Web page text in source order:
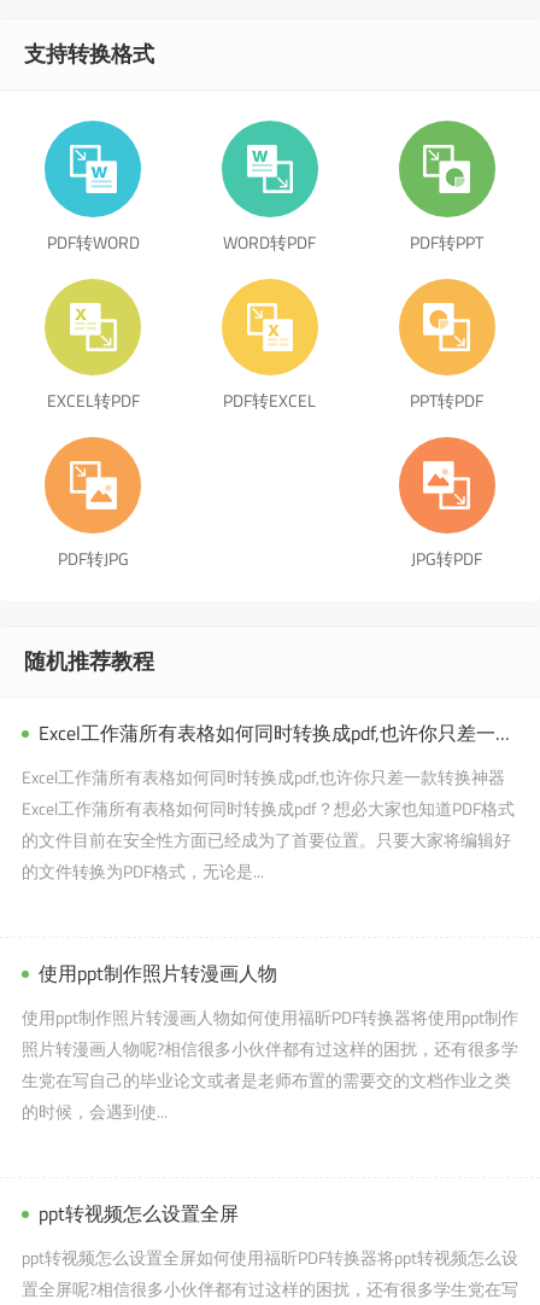
支持转换格式
PDF转WORD WORD转PDF PDF转PPT
EXCEL转PDF PDF转EXCEL PPT转PDF
PDF转JPG JPG转PDF
随机推荐教程
Excel工作蒲所有表格如何同时转换成pdf,也许你只差一款转换神器
Excel工作蒲所有表格如何同时转换成pdf,也许你只差一款转换神器
Excel工作蒲所有表格如何同时转换成pdf？想必大家也知道PDF格式
的文件目前在安全性方面已经成为了首要位置。只要大家将编辑好
的文件转换为PDF格式，无论是...
使用ppt制作照片转漫画人物
使用ppt制作照片转漫画人物如何使用福昕PDF转换器将使用ppt制作
照片转漫画人物呢?相信很多小伙伴都有过这样的困扰，还有很多学
生党在写自己的毕业论文或者是老师布置的需要交的文档作业之类
的时候，会遇到使...
ppt转视频怎么设置全屏
ppt转视频怎么设置全屏如何使用福昕PDF转换器将ppt转视频怎么设
置全屏呢?相信很多小伙伴都有过这样的困扰，还有很多学生党在写